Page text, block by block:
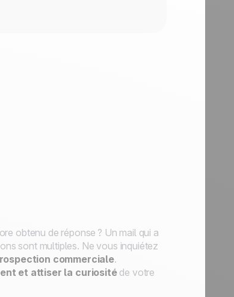
obtenu de réponse ? Un mail qui a
sont multiples. Ne vous inquiétez
commerciale.
et attiser la curiositéde votre